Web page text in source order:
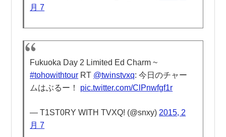
月 7
Fukuoka Day 2 Limited Ed Charm ~
#tohowithtour RT @twinstvxq: 今日のチャー
ムはぶるー！ pic.twitter.com/ClPnwfgf1r
— T1ST0RY WITH TVXQ! (@snxy) 2015, 2
月 7